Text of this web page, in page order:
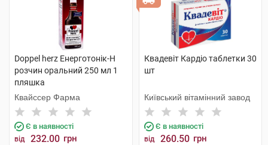
Doppel herz Енерготонік-H
розчин оральний 250 мл 1
пляшка
Квайссер Фарма
Є в наявності
від 232.00 грн
Квадевіт Кардіо таблетки 30
шт
Київський вітамінний завод
Є в наявності
від 260.50 грн